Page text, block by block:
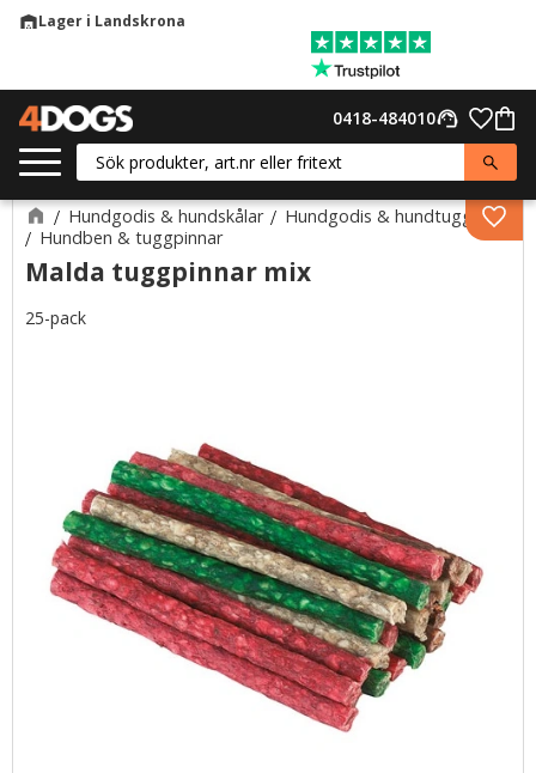
warehouseLager i Landskrona
support_agent
0418-484010
Hundgodis & hundskålar
Hundgodis & hundtugg
Hundben & tuggpinnar
Malda tuggpinnar mix
25-pack